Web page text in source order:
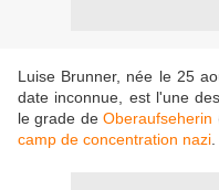
Luise Brunner, née le 25
date inconnue, est l'une
le grade deOberaufseherin
camp de concentration nazi